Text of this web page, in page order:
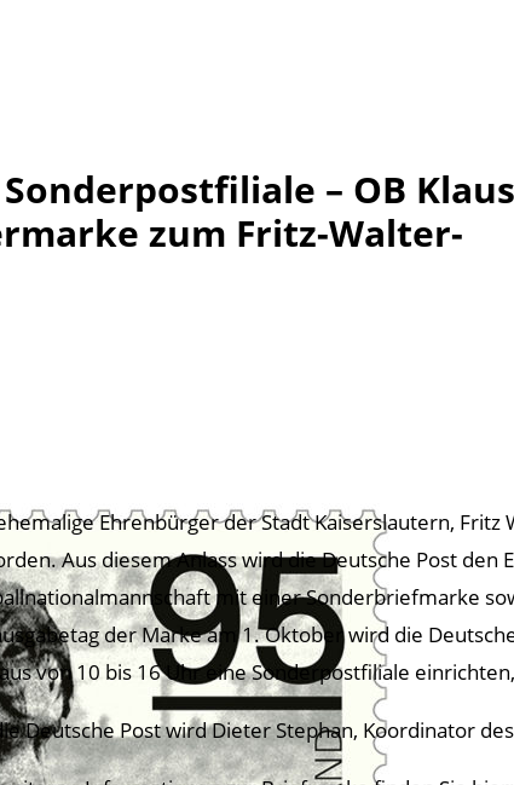
– OB Klaus
zum Fritz-Walter-
Ehrenbürger der Stadt Kaiserslautern,
Aus diesem Anlass wird die Deutsche Post
mit einer Sonderbriefmarke
der Marke am 1. Oktober wird die
von 10 bis 16 Uhr eine Sonderpostfiliale
Deutsche Post wird Dieter Stephan, Koordinator